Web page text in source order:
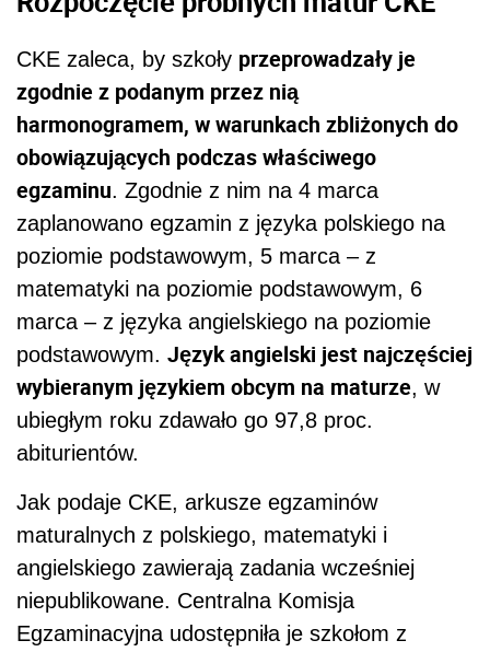
CKE zaleca, by szkoły przeprowadzały je
zgodnie z podanym przez nią
harmonogramem, w warunkach zbliżonych do
obowiązujących podczas właściwego
egzaminu. Zgodnie z nim na 4 marca
zaplanowano egzamin z języka polskiego na
poziomie podstawowym, 5 marca – z
matematyki na poziomie podstawowym, 6
marca – z języka angielskiego na poziomie
podstawowym. Język angielski jest najczęściej
wybieranym językiem obcym na maturze, w
ubiegłym roku zdawało go 97,8 proc.
abiturientów.
Jak podaje CKE, arkusze egzaminów
maturalnych z polskiego, matematyki i
angielskiego zawierają zadania wcześniej
niepublikowane. Centralna Komisja
Egzaminacyjna udostępniła je szkołom z